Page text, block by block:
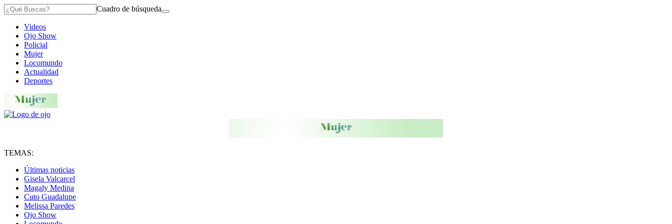
Cuadro de búsqueda
Videos
Ojo Show
Policial
Mujer
Locomundo
Actualidad
Deportes
TEMAS:
Últimas noticias
Gisela Valcarcel
Magaly Medina
Cuto Guadalupe
Melissa Paredes
Ojo Show